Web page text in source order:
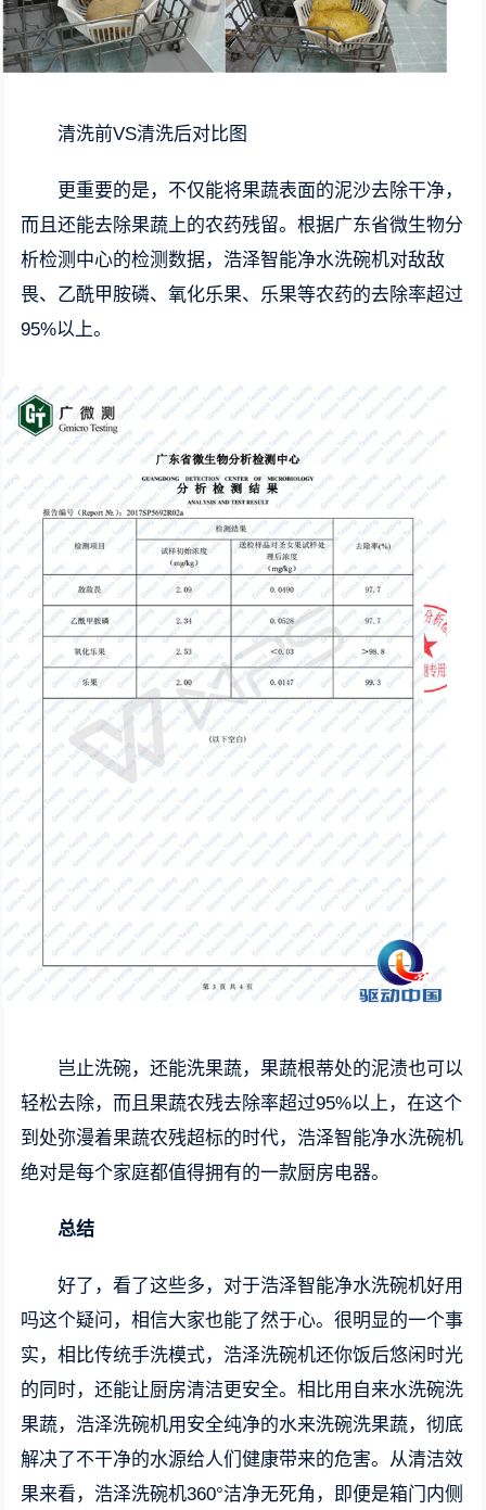
清洗前VS清洗后对比图
更重要的是，不仅能将果蔬表面的泥沙去除干净，
而且还能去除果蔬上的农药残留。根据广东省微生物分
析检测中心的检测数据，浩泽智能净水洗碗机对敌敌
畏、乙酰甲胺磷、氧化乐果、乐果等农药的去除率超过
95%以上。
岂止洗碗，还能洗果蔬，果蔬根蒂处的泥渍也可以
轻松去除，而且果蔬农残去除率超过95%以上，在这个
到处弥漫着果蔬农残超标的时代，浩泽智能净水洗碗机
绝对是每个家庭都值得拥有的一款厨房电器。
总结
好了，看了这些多，对于浩泽智能净水洗碗机好用
吗这个疑问，相信大家也能了然于心。很明显的一个事
实，相比传统手洗模式，浩泽洗碗机还你饭后悠闲时光
的同时，还能让厨房清洁更安全。相比用自来水洗碗洗
果蔬，浩泽洗碗机用安全纯净的水来洗碗洗果蔬，彻底
解决了不干净的水源给人们健康带来的危害。从清洁效
果来看，浩泽洗碗机360°洁净无死角，即便是箱门内侧